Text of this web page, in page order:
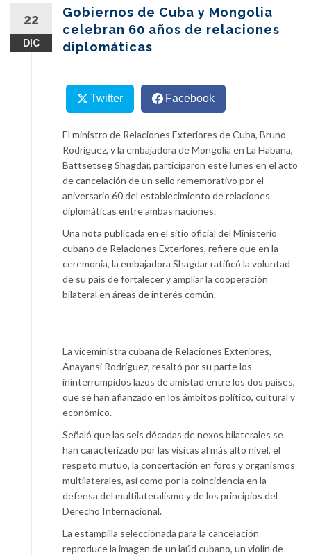
22
DIC
Gobiernos de Cuba y Mongolia
celebran 60 años de relaciones
diplomáticas
Twitter Facebook
El ministro de Relaciones Exteriores de Cuba, Bruno
Rodríguez, y la embajadora de Mongolia en La Habana,
Battsetseg Shagdar, participaron este lunes en el acto
de cancelación de un sello rememorativo por el
aniversario 60 del establecimiento de relaciones
diplomáticas entre ambas naciones.
Una nota publicada en el sitio oficial del Ministerio
cubano de Relaciones Exteriores, refiere que en la
ceremonia, la embajadora Shagdar ratificó la voluntad
de su país de fortalecer y ampliar la cooperación
bilateral en áreas de interés común.
La viceministra cubana de Relaciones Exteriores,
Anayansi Rodríguez, resaltó por su parte los
ininterrumpidos lazos de amistad entre los dos países,
que se han afianzado en los ámbitos político, cultural y
económico.
Señaló que las seis décadas de nexos bilaterales se
han caracterizado por las visitas al más alto nivel, el
respeto mutuo, la concertación en foros y organismos
multilaterales, así como por la coincidencia en la
defensa del multilateralismo y de los principios del
Derecho Internacional.
La estampilla seleccionada para la cancelación
reproduce la imagen de un laúd cubano, un violín de